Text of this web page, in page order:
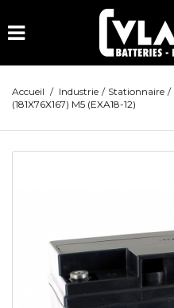
Accueil / Industrie / Stationnaire /
(181X76X167) M5 (EXA18-12)